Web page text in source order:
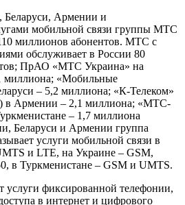
Беларуси, Армении и
мобильной связи группы МТС
миллионов абонентов. МТС с
обслуживает в России 80
ПрАО «МТС Украина» на
миллиона; «Мобильные
– 5,2 миллиона; «К-Телеком»
Армении – 2,1 миллиона; «МТС-
– 1,7 миллиона
Беларуси и Армении группа
услуги мобильной связи в
и LTE, на Украине – GSM,
в Туркменистане – GSM и UMTS.
услуги фиксированной телефонии,
в интернет и цифрового